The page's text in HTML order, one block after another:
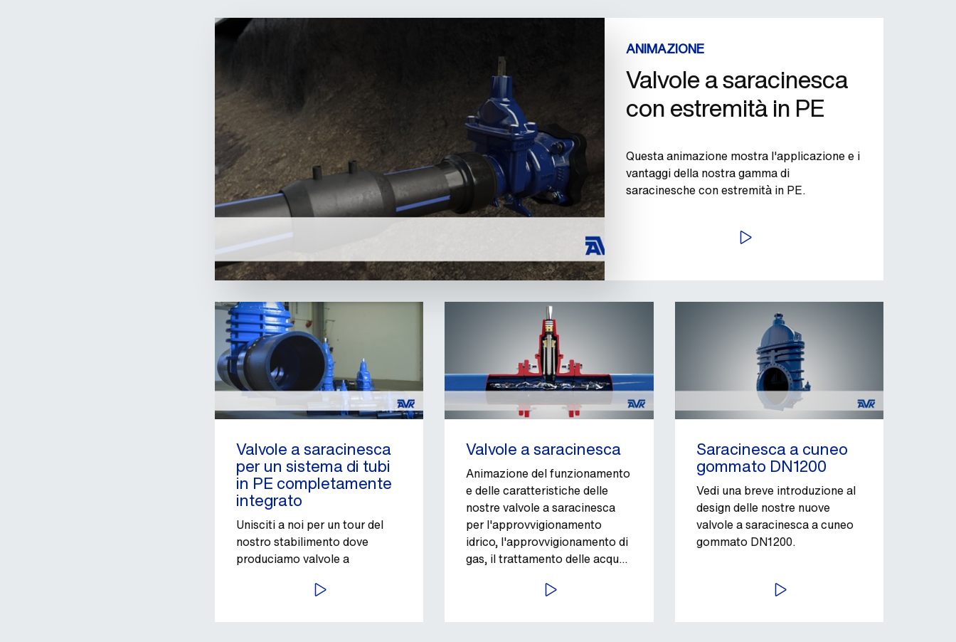
ANIMAZIONE
Valvole a saracinesca
con estremità in PE
Questa animazione mostra l'applicazione e i
vantaggi della nostra gamma di
saracinesche con estremità in PE.
AVVIA
Valvole a saracinesca
per un sistema di tubi
in PE completamente
integrato
Unisciti a noi per un tour del
nostro stabilimento dove
produciamo valvole a
AVVIA
Valvole a saracinesca
Animazione del funzionamento
e delle caratteristiche delle
nostre valvole a saracinesca
per l'approvvigionamento
idrico, l'approvvigionamento di
gas, il trattamento delle acque
AVVIA
Saracinesca a cuneo
gommato DN1200
Vedi una breve introduzione al
design delle nostre nuove
valvole a saracinesca a cuneo
gommato DN1200.
AVVIA